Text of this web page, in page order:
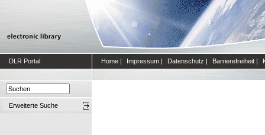
DLR Portal Home | Impressum | Datenschutz | Barrierefreiheit |
Erweiterte Suche